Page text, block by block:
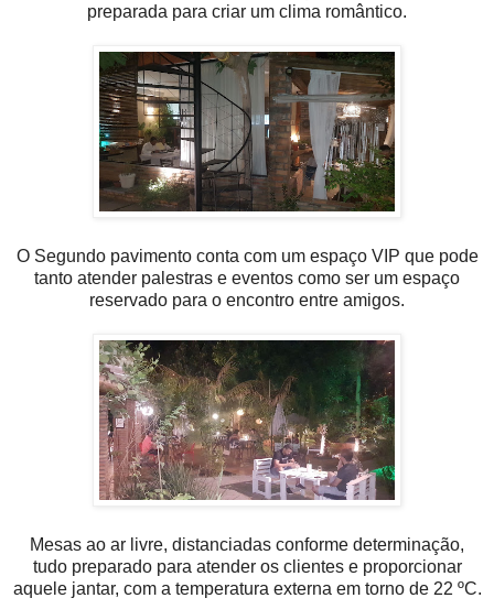
preparada para criar um clima romântico.
O Segundo pavimento conta com um espaço VIP que pode
tanto atender palestras e eventos como ser um espaço
reservado para o encontro entre amigos.
Mesas ao ar livre, distanciadas conforme determinação,
tudo preparado para atender os clientes e proporcionar
aquele jantar, com a temperatura externa em torno de 22 ºC.